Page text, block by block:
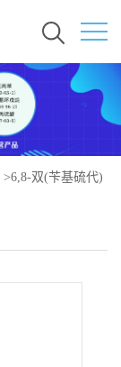
>6,8-双(苄基硫代)